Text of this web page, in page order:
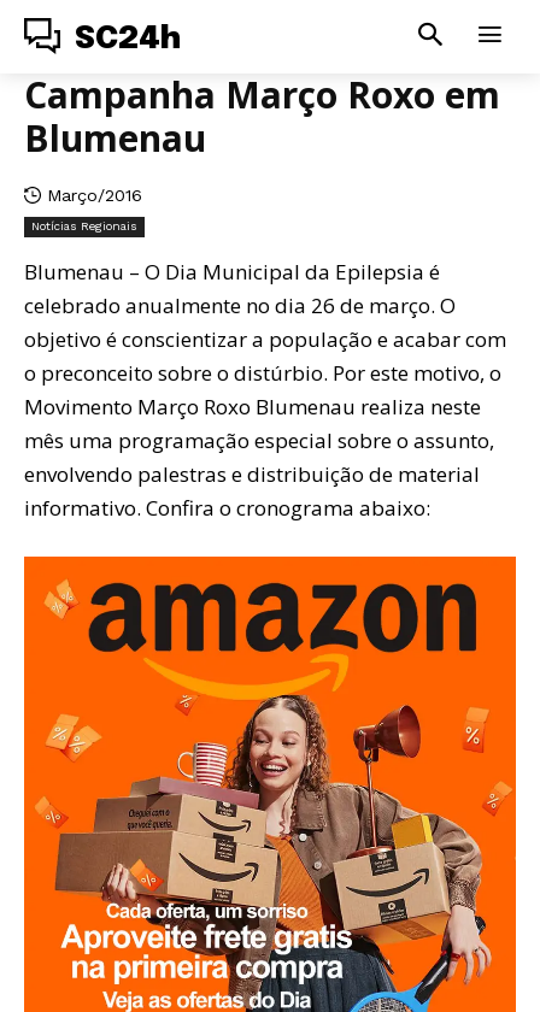
SC24h
Campanha Março Roxo em
Blumenau
Março/2016
Notícias Regionais
Blumenau – O Dia Municipal da Epilepsia é
celebrado anualmente no dia 26 de março. O
objetivo é conscientizar a população e acabar com
o preconceito sobre o distúrbio. Por este motivo, o
Movimento Março Roxo Blumenau realiza neste
mês uma programação especial sobre o assunto,
envolvendo palestras e distribuição de material
informativo. Confira o cronograma abaixo: